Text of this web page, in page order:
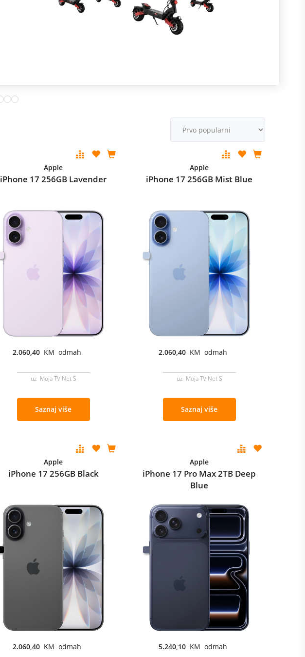
Apple
iPhone 17 256GB Lavender
2.060,40 KM odmah
uz Moja TV Net S
Saznaj više
Apple
iPhone 17 256GB Mist Blue
2.060,40 KM odmah
uz Moja TV Net S
Saznaj više
Apple
iPhone 17 256GB Black
2.060,40 KM odmah
Apple
iPhone 17 Pro Max 2TB Deep
Blue
5.240,10 KM odmah